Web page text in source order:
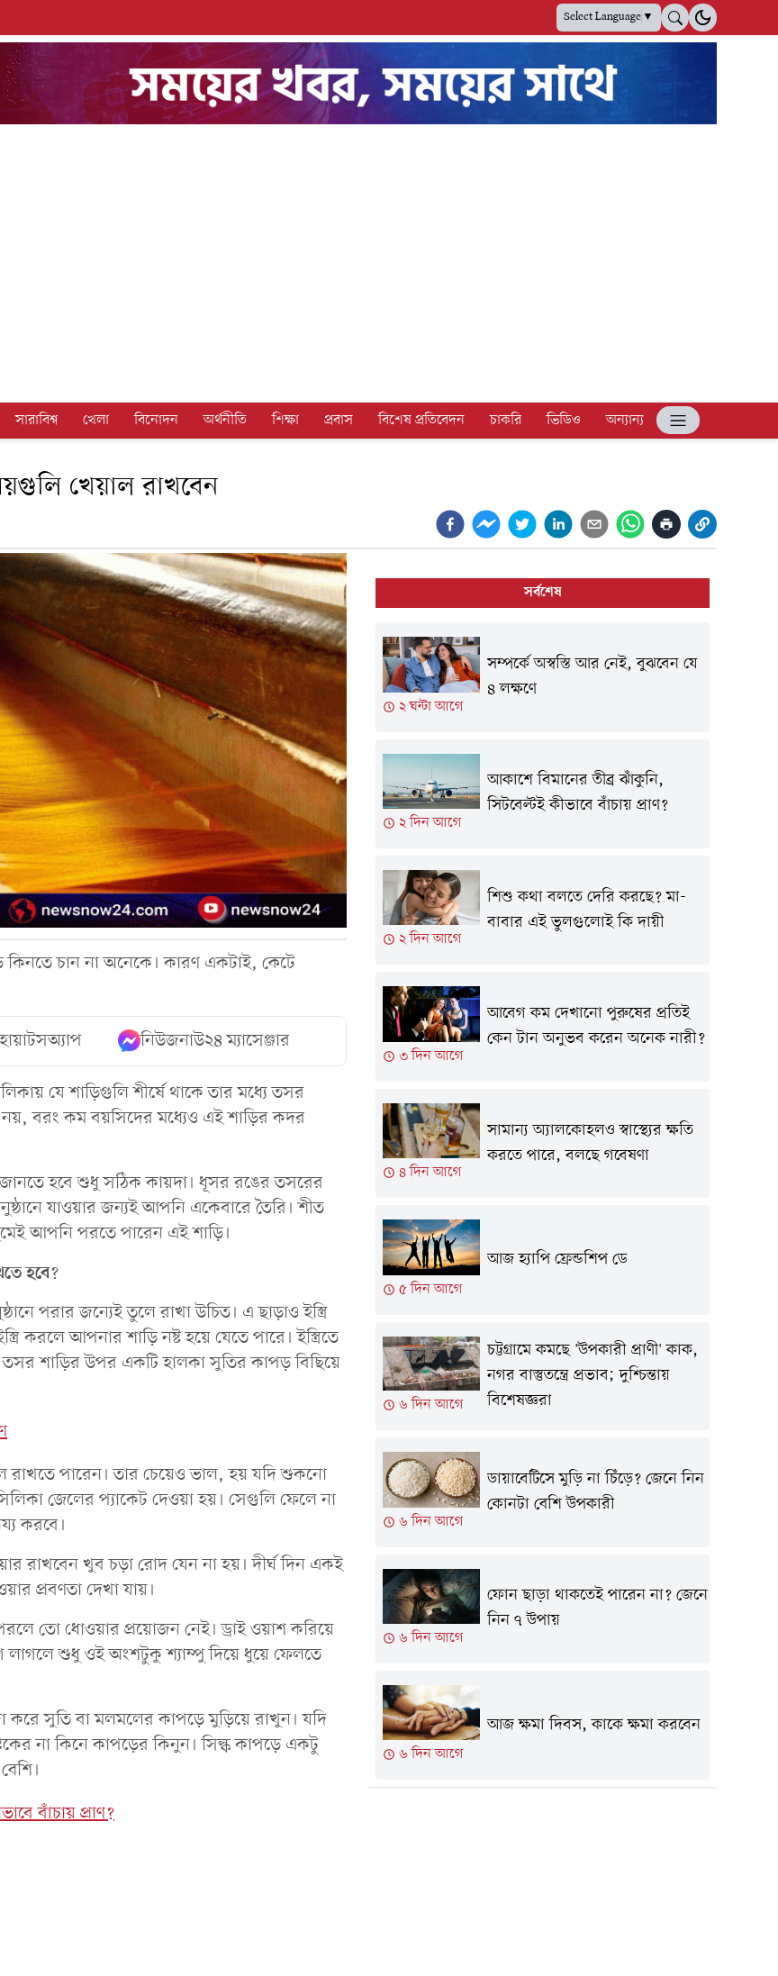
Select Language▼
সারাবিশ্ব খেলা বিনোদন অর্থনীতি শিক্ষা প্রবাস বিশেষ প্রতিবেদন চাকরি ভিডিও
অন্যান্য
খেয়াল রাখবেন
চান না অনেকে। কারণ একটাই, কেটে
নিউজনাউ২৪ ম্যাসেঞ্জার
যে শাড়িগুলি শীর্ষে থাকে তার মধ্যে তসর
বরং কম বয়সিদের মধ্যেও এই শাড়ির কদর
হবে শুধু সঠিক কায়দা। ধূসর রঙের তসরের
যাওয়ার জন্যই আপনি একেবারে তৈরি। শীত
আপনি পরতে পারেন এই শাড়ি।
হবে?
পরার জন্যেই তুলে রাখা উচিত। এ ছাড়াও ইস্ত্রি
করলে আপনার শাড়ি নষ্ট হয়ে যেতে পারে। ইস্ত্রিতে
তসর শাড়ির উপর একটি হালকা সুতির কাপড় বিছিয়ে
রাখতে পারেন। তার চেয়েও ভাল, হয় যদি শুকনো
জেলের প্যাকেট দেওয়া হয়। সেগুলি ফেলে না
করবে।
রাখবেন খুব চড়া রোদ যেন না হয়। দীর্ঘ দিন একই
প্রবণতা দেখা যায়।
তো ধোওয়ার প্রয়োজন নেই। ড্রাই ওয়াশ করিয়ে
লাগলে শুধু ওই অংশটুকু শ্যাম্পু দিয়ে ধুয়ে ফেলতে
করে সুতি বা মলমলের কাপড়ে মুড়িয়ে রাখুন। যদি
না কিনে কাপড়ের কিনুন। সিল্ক কাপড়ে একটু
বাঁচায় প্রাণ?
সর্বশেষ
২ ঘন্টা আগে
সম্পর্কে অস্বস্তি আর নেই, বুঝবেন যে
৪ লক্ষণে
২ দিন আগে
আকাশে বিমানের তীব্র ঝাঁকুনি,
সিটবেল্টই কীভাবে বাঁচায় প্রাণ?
২ দিন আগে
শিশু কথা বলতে দেরি করছে? মা-
বাবার এই ভুলগুলোই কি দায়ী
৩ দিন আগে
আবেগ কম দেখানো পুরুষের প্রতিই
কেন টান অনুভব করেন অনেক নারী?
৪ দিন আগে
সামান্য অ্যালকোহলও স্বাস্থ্যের ক্ষতি
করতে পারে, বলছে গবেষণা
৫ দিন আগে
আজ হ্যাপি ফ্রেন্ডশিপ ডে
৬ দিন আগে
চট্টগ্রামে কমছে 'উপকারী প্রাণী' কাক,
নগর বাস্তুতন্ত্রে প্রভাব; দুশ্চিন্তায়
বিশেষজ্ঞরা
৬ দিন আগে
ডায়াবেটিসে মুড়ি না চিঁড়ে? জেনে নিন
কোনটা বেশি উপকারী
৬ দিন আগে
ফোন ছাড়া থাকতেই পারেন না? জেনে
নিন ৭ উপায়
৬ দিন আগে
আজ ক্ষমা দিবস, কাকে ক্ষমা করবেন